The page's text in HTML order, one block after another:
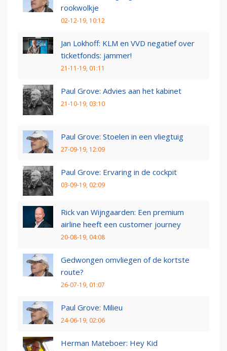
rookwolkje
02-12-19, 10:12
Jan Lokhoff: KLM en VVD negatief over
ticketfonds: jammer!
21-11-19, 01:11
Paul Grove: Advies aan het kabinet
21-10-19, 03:10
Paul Grove: Stoelen in een vliegtuig
27-09-19, 12:09
Paul Grove: Ervaring in de cockpit
03-09-19, 02:09
Rick van Wijngaarden: Een premium
airline heeft een customer journey
20-08-19, 04:08
Gedwongen omvliegen of de kortste
route?
26-07-19, 01:07
Paul Grove: Milieu
24-06-19, 02:06
Herman Mateboer: Hey Kid